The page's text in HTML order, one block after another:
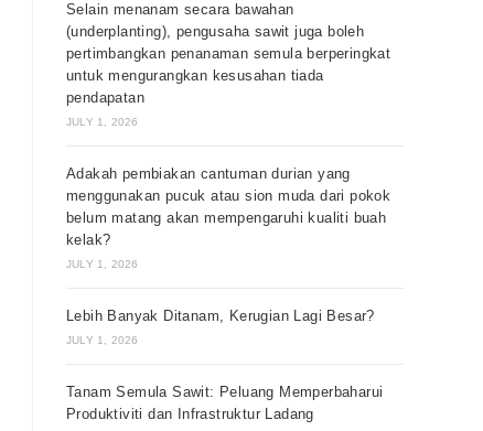
Selain menanam secara bawahan
(underplanting), pengusaha sawit juga boleh
pertimbangkan penanaman semula berperingkat
untuk mengurangkan kesusahan tiada
pendapatan
JULY 1, 2026
Adakah pembiakan cantuman durian yang
menggunakan pucuk atau sion muda dari pokok
belum matang akan mempengaruhi kualiti buah
kelak?
JULY 1, 2026
Lebih Banyak Ditanam, Kerugian Lagi Besar?
JULY 1, 2026
Tanam Semula Sawit: Peluang Memperbaharui
Produktiviti dan Infrastruktur Ladang